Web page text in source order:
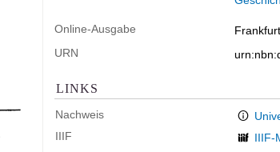
Online-Ausgabe
URN
LINKS
Nachweis
IIIF
IIIF-